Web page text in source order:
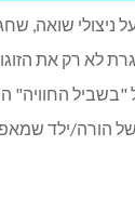
ניצולי שואה,
לא רק את
החוויה"
הורה/ילד